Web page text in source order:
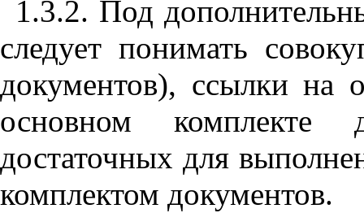
1.3.2. Под
следует понимать
документов), ссылки на
основном комплекте
достаточных для
комплектом документов.